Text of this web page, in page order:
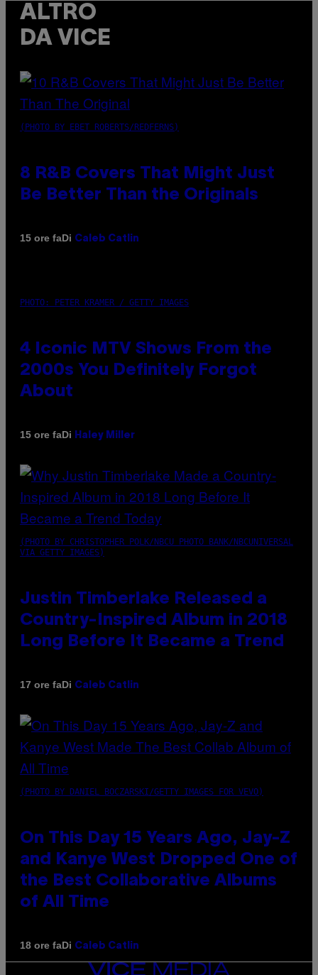
ALTRO
DA VICE
(PHOTO BY EBET ROBERTS/REDFERNS)
8 R&B Covers That Might Just
Be Better Than the Originals
15 ore faDi Caleb Catlin
PHOTO: PETER KRAMER / GETTY IMAGES
4 Iconic MTV Shows From the
2000s You Definitely Forgot
About
15 ore faDi Haley Miller
(PHOTO BY CHRISTOPHER POLK/NBCU PHOTO BANK/NBCUNIVERSAL
VIA GETTY IMAGES)
Justin Timberlake Released a
Country-Inspired Album in 2018
Long Before It Became a Trend
17 ore faDi Caleb Catlin
(PHOTO BY DANIEL BOCZARSKI/GETTY IMAGES FOR VEVO)
On This Day 15 Years Ago, Jay-Z
and Kanye West Dropped One of
the Best Collaborative Albums
of All Time
18 ore faDi Caleb Catlin
VICE